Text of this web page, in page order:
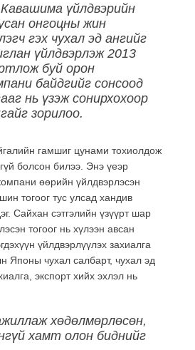
үйлдвэрийн
онгоцны жин
гэх чухал эд ангийг
үйлдвэрлэж 2013
буй орон
байдгийг сонсоод
нь үзэж сонирхохоор
зорилоо.
гамшиг цунами тохиолдож
болсон билээ. Энэ үеэр
өөрийн үйлдвэрлэсэн
тогоог тус улсад хандив
Сайхан сэтгэлийн үзүүрт шар
тогоог нь хүлээн авсан
үйлдвэрлүүлэх захиалга
Японы чухал салбарт, чухал эд
экспорт хийх эхлэл нь
хөдөлмөрлөсөн,
хамт олон биднийг